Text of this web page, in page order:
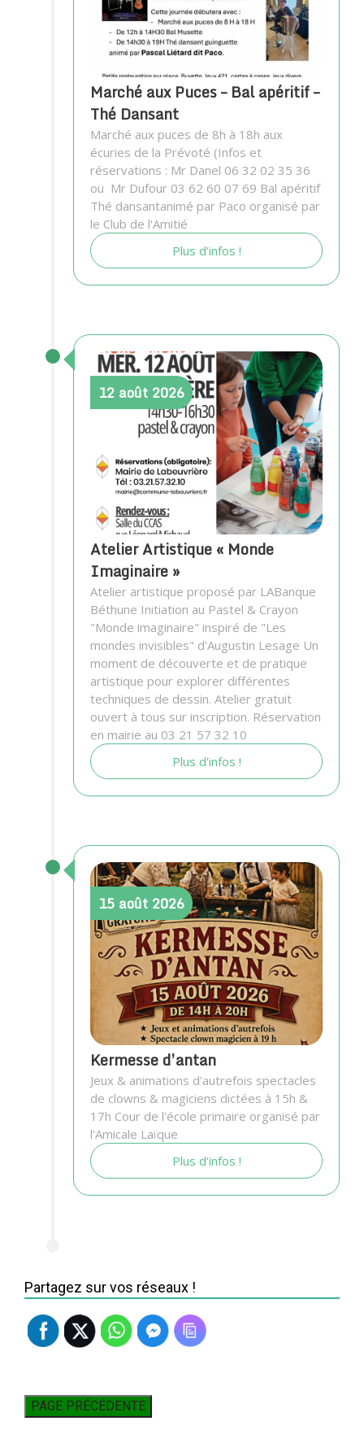
Marché aux Puces – Bal apéritif –
Thé Dansant
Marché aux puces de 8h à 18h aux
écuries de la Prévoté (Infos et
réservations : Mr Danel 06 32 02 35 36
ou Mr Dufour 03 62 60 07 69 Bal apéritif
Thé dansantanimé par Paco organisé par
le Club de l'Amitié
Plus d'infos !
12 août 2026
Atelier Artistique « Monde
Imaginaire »
Atelier artistique proposé par LABanque
Béthune Initiation au Pastel & Crayon
"Monde imaginaire" inspiré de "Les
mondes invisibles" d'Augustin Lesage Un
moment de découverte et de pratique
artistique pour explorer différentes
techniques de dessin. Atelier gratuit
ouvert à tous sur inscription. Réservation
en mairie au 03 21 57 32 10
Plus d'infos !
15 août 2026
Kermesse d’antan
Jeux & animations d'autrefois spectacles
de clowns & magiciens dictées à 15h &
17h Cour de l'école primaire organisé par
l'Amicale Laïque
Plus d'infos !
Partagez sur vos réseaux !